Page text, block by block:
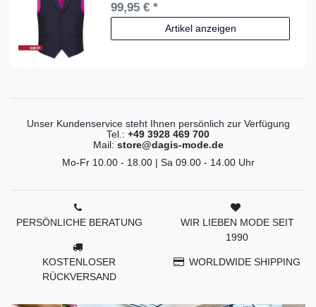
99,95 € *
Artikel anzeigen
Unser Kundenservice steht Ihnen persönlich zur Verfügung
Tel.: +49 3928 469 700
Mail: store@dagis-mode.de
Mo-Fr 10.00 - 18.00 | Sa 09.00 - 14.00 Uhr
PERSÖNLICHE BERATUNG
KOSTENLOSER
RÜCKVERSAND
WIR LIEBEN MODE SEIT
1990
WORLDWIDE SHIPPING